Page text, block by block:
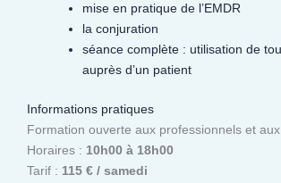
mise en pratique de l’EMDR
la conjuration
séance complète : utilisation de
auprès d’un patient
Informations pratiques
Formation ouverte aux professionnels et aux
Horaires : 10h00 à 18h00
Tarif : 115 € / samedi